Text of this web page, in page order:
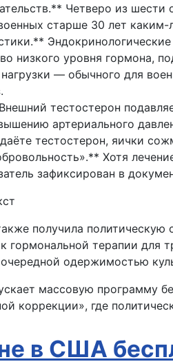
Четверо из шести
старше 30 лет
низкого уровня гормона,
— обычного для
тестостерон
артериального
тестостерон, яички
Хотя
зафиксирован в
получила
гормональной терапии для
одержимостью
массовую программу
коррекции», где
в США